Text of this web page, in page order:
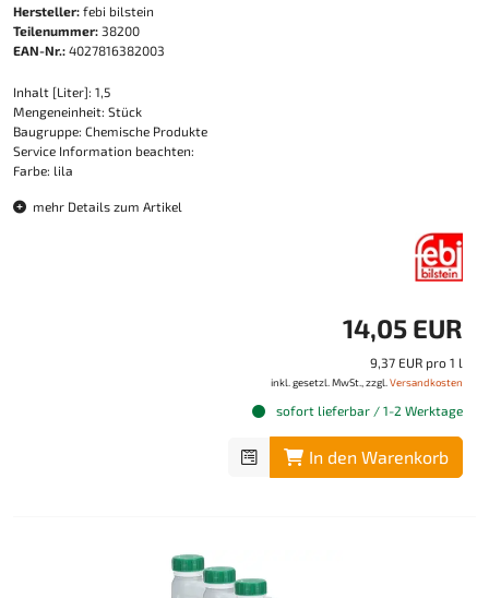
Hersteller: febi bilstein
Teilenummer: 38200
EAN-Nr.: 4027816382003
Inhalt [Liter]: 1,5
Mengeneinheit: Stück
Baugruppe: Chemische Produkte
Service Information beachten:
Farbe: lila
mehr Details zum Artikel
14,05 EUR
9,37 EUR pro 1 l
inkl. gesetzl. MwSt., zzgl. Versandkosten
sofort lieferbar / 1-2 Werktage
In den Warenkorb